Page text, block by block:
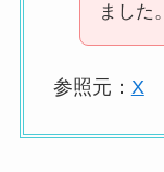
ました。
参照元： X